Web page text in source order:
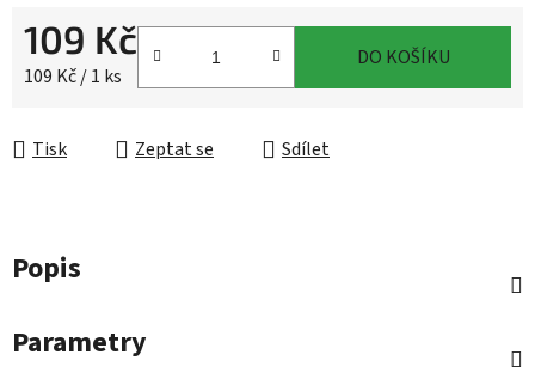
109 Kč
Měrná cena:
109 Kč / 1 ks
DO KOŠÍKU
Tisk Zeptat se Sdílet
Popis
Parametry